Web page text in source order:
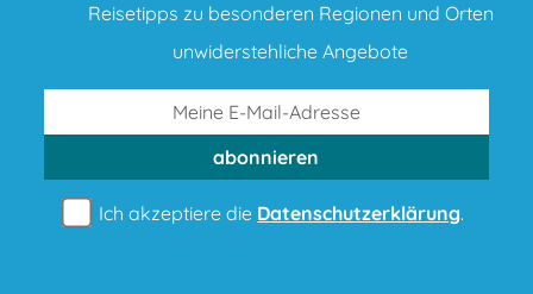
Reisetipps zu besonderen Regionen und Orten
unwiderstehliche Angebote
abonnieren
Ich akzeptiere die Datenschutzerklärung.